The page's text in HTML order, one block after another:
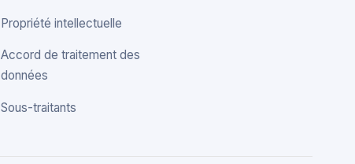
Propriété intellectuelle
Accord de traitement des
données
Sous-traitants